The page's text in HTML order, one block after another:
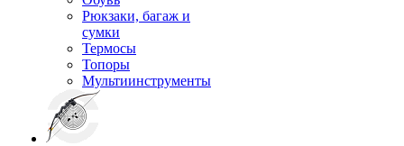
Рюкзаки, багаж и
сумки
Термосы
Топоры
Мультиинструменты